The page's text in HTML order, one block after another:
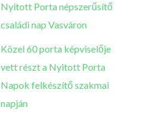
Nyitott Porta népszerűsítő
családi nap Vasváron
Közel 60 porta képviselője
vett részt a Nyitott Porta
Napok felkészítő szakmai
napján